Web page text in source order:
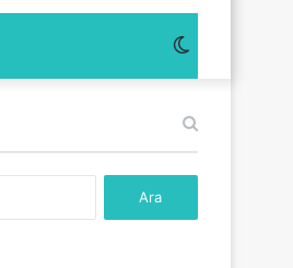
görünümü
değiştir